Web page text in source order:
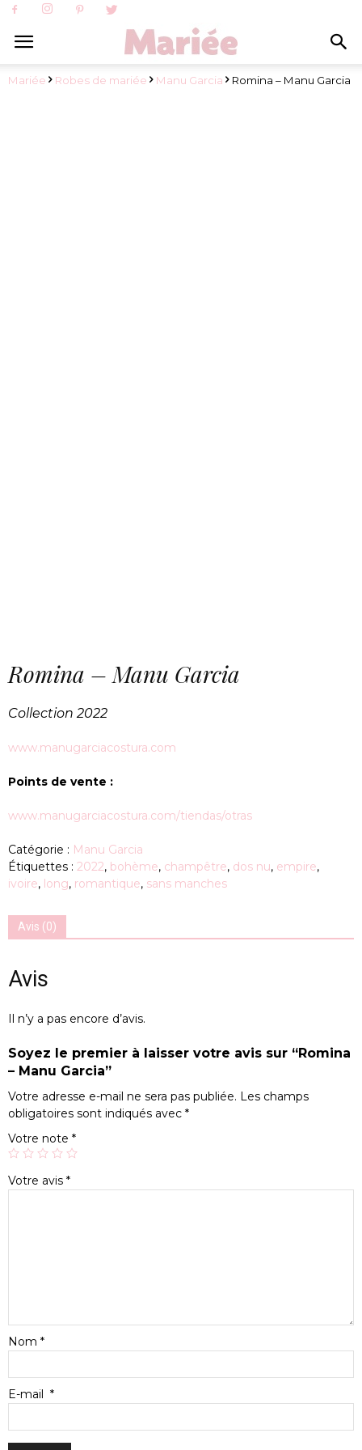
Mariée Robes de mariée Manu Garcia Romina – Manu Garcia
Romina – Manu Garcia
Collection 2022
www.manugarciacostura.com
Points de vente :
www.manugarciacostura.com/tiendas/otras
Catégorie : Manu Garcia
Étiquettes : 2022, bohème, champêtre, dos nu, empire,
ivoire, long, romantique, sans manches
Avis (0)
Avis
Il n’y a pas encore d’avis.
Soyez le premier à laisser votre avis sur “Romina
– Manu Garcia”
Votre adresse e-mail ne sera pas publiée. Les champs
obligatoires sont indiqués avec *
Votre note *
Votre avis *
Nom *
E-mail *